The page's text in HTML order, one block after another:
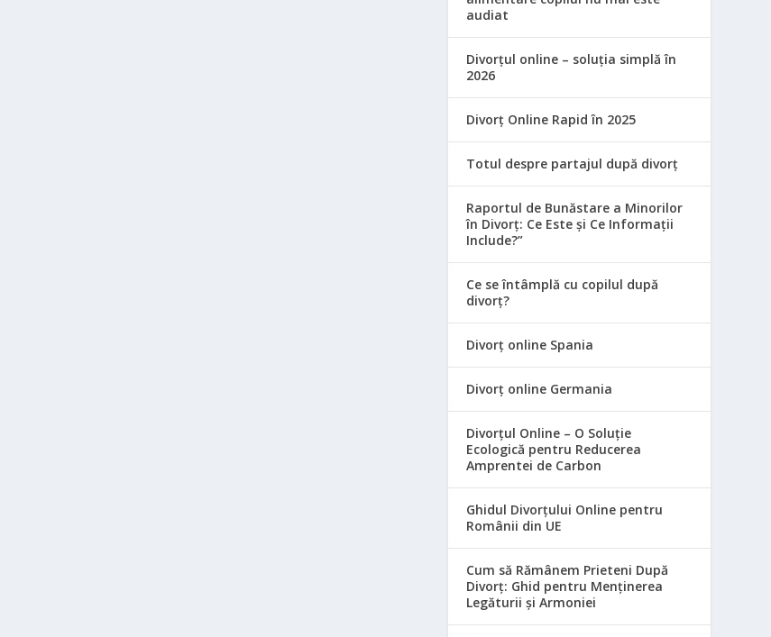
audiat
Divorțul online – soluția simplă în
2026
Divorț Online Rapid în 2025
Totul despre partajul după divorț
Raportul de Bunăstare a Minorilor
în Divorț: Ce Este și Ce Informații
Include?”
Ce se întâmplă cu copilul după
divorț?
Divorț online Spania
Divorț online Germania
Divorțul Online – O Soluție
Ecologică pentru Reducerea
Amprentei de Carbon
Ghidul Divorțului Online pentru
Românii din UE
Cum să Rămânem Prieteni După
Divorț: Ghid pentru Menținerea
Legăturii și Armoniei